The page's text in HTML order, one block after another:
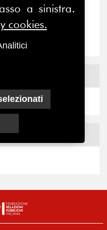
la
la...
X
a sinistra.
cookies.